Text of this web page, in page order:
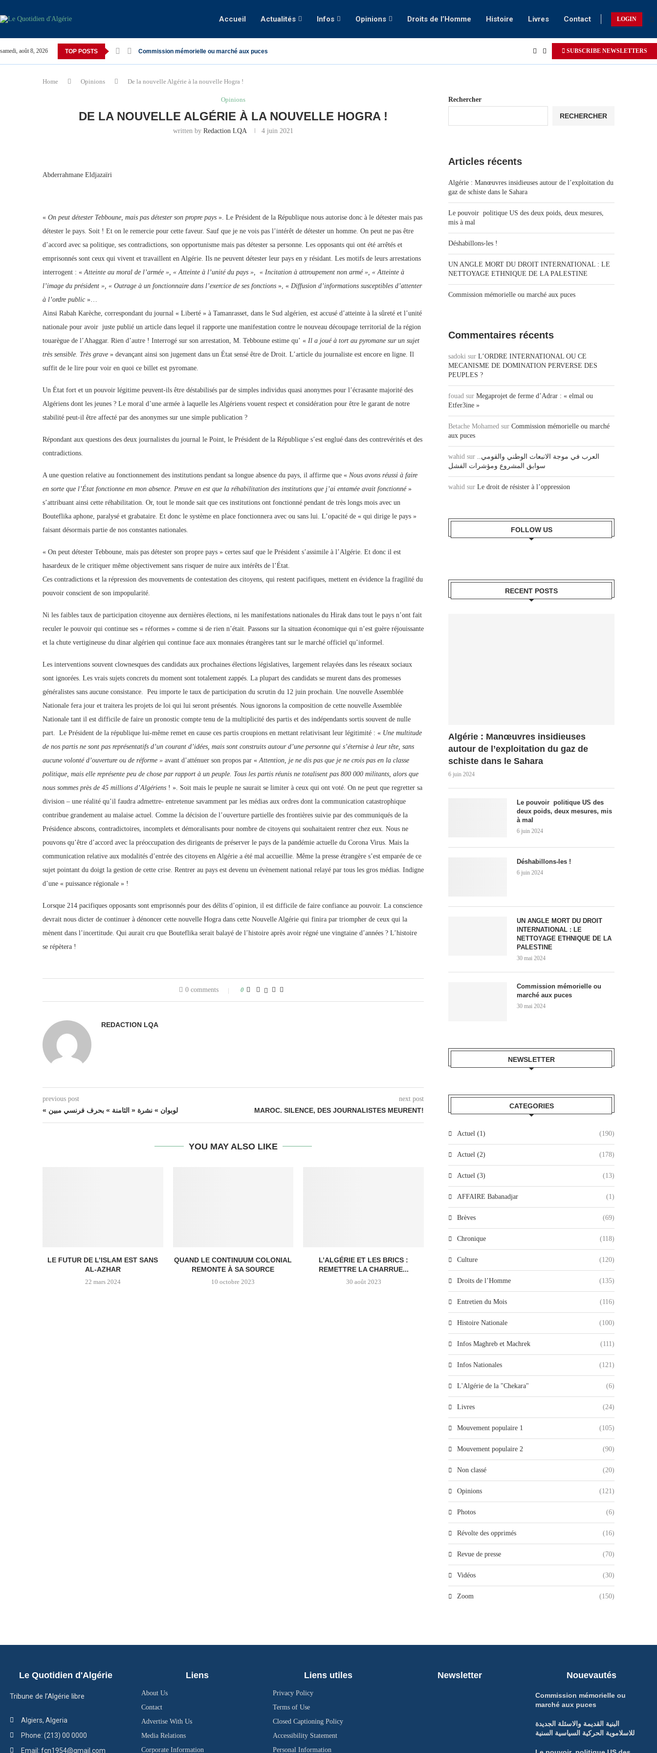
Accueil Actualités Infos Opinions Droits de l’Homme Histoire Livres Contact LOGIN
samedi, août 8, 2026 TOP POSTS Commission mémorielle ou marché aux puces SUBSCRIBE NEWSLETTERS
Home Opinions De la nouvelle Algérie à la nouvelle Hogra !
Opinions
DE LA NOUVELLE ALGÉRIE À LA NOUVELLE HOGRA !
written by Redaction LQA 4 juin 2021
Abderrahmane Eldjazaïri
« On peut détester Tebboune, mais pas détester son propre pays ». Le Président de la République nous autorise donc à le détester mais pas
détester le pays. Soit ! Et on le remercie pour cette faveur. Sauf que je ne vois pas l’intérêt de détester un homme. On peut ne pas être
d’accord avec sa politique, ses contradictions, son opportunisme mais pas détester sa personne. Les opposants qui ont été arrêtés et
emprisonnés sont ceux qui vivent et travaillent en Algérie. Ils ne peuvent détester leur pays en y résidant. Les motifs de leurs arrestations
interrogent : «Atteinte au moral de l’armée », « Atteinte à l’unité du pays », « Incitation à attroupement non armé », « Atteinte à
l’image du président », « Outrage à un fonctionnaire dans l’exercice de ses fonctions », « Diffusion d’informations susceptibles d’attenter
à l’ordre public »…
Ainsi Rabah Karèche, correspondant du journal « Liberté » à Tamanrasset, dans le Sud algérien, est accusé d’atteinte à la sûreté et l’unité
nationale pour avoir juste publié un article dans lequel il rapporte une manifestation contre le nouveau découpage territorial de la région
touarègue de l’Ahaggar. Rien d’autre ! Interrogé sur son arrestation, M. Tebboune estime qu’ « Il a joué à tort au pyromane sur un sujet
très sensible. Très grave » devançant ainsi son jugement dans un État sensé être de Droit. L’article du journaliste est encore en ligne. Il
suffit de le lire pour voir en quoi ce billet est pyromane.
Un État fort et un pouvoir légitime peuvent-ils être déstabilisés par de simples individus quasi anonymes pour l’écrasante majorité des
Algériens dont les jeunes ? Le moral d’une armée à laquelle les Algériens vouent respect et considération pour être le garant de notre
stabilité peut-il être affecté par des anonymes sur une simple publication ?
Répondant aux questions des deux journalistes du journal le Point, le Président de la République s’est englué dans des contrevérités et des
contradictions.
A une question relative au fonctionnement des institutions pendant sa longue absence du pays, il affirme que « Nous avons réussi à faire
en sorte que l’État fonctionne en mon absence. Preuve en est que la réhabilitation des institutions que j’ai entamée avait fonctionné »
s’attribuant ainsi cette réhabilitation. Or, tout le monde sait que ces institutions ont fonctionné pendant de très longs mois avec un
Bouteflika aphone, paralysé et grabataire. Et donc le système en place fonctionnera avec ou sans lui. L’opacité de « qui dirige le pays »
faisant désormais partie de nos constantes nationales.
« On peut détester Tebboune, mais pas détester son propre pays » certes sauf que le Président s’assimile à l’Algérie. Et donc il est
hasardeux de le critiquer même objectivement sans risquer de nuire aux intérêts de l’État.
Ces contradictions et la répression des mouvements de contestation des citoyens, qui restent pacifiques, mettent en évidence la fragilité du
pouvoir conscient de son impopularité.
Ni les faibles taux de participation citoyenne aux dernières élections, ni les manifestations nationales du Hirak dans tout le pays n’ont fait
reculer le pouvoir qui continue ses « réformes » comme si de rien n’était. Passons sur la situation économique qui n’est guère réjouissante
et la chute vertigineuse du dinar algérien qui continue face aux monnaies étrangères tant sur le marché officiel qu’informel.
Les interventions souvent clownesques des candidats aux prochaines élections législatives, largement relayées dans les réseaux sociaux
sont ignorées. Les vrais sujets concrets du moment sont totalement zappés. La plupart des candidats se murent dans des promesses
généralistes sans aucune consistance. Peu importe le taux de participation du scrutin du 12 juin prochain. Une nouvelle Assemblée
Nationale fera jour et traitera les projets de loi qui lui seront présentés. Nous ignorons la composition de cette nouvelle Assemblée
Nationale tant il est difficile de faire un pronostic compte tenu de la multiplicité des partis et des indépendants sortis souvent de nulle
part. Le Président de la république lui-même remet en cause ces partis croupions en mettant relativisant leur légitimité : « Une multitude
de nos partis ne sont pas représentatifs d’un courant d’idées, mais sont construits autour d’une personne qui s’éternise à leur tête, sans
aucune volonté d’ouverture ou de réforme » avant d’atténuer son propos par «Attention, je ne dis pas que je ne crois pas en la classe
politique, mais elle représente peu de chose par rapport à un peuple. Tous les partis réunis ne totalisent pas 800 000 militants, alors que
nous sommes près de 45 millions d’Algériens ! ». Soit mais le peuple ne saurait se limiter à ceux qui ont voté. On ne peut que regretter sa
division – une réalité qu’il faudra admettre- entretenue savamment par les médias aux ordres dont la communication catastrophique
contribue grandement au malaise actuel. Comme la décision de l’ouverture partielle des frontières suivie par des communiqués de la
Présidence abscons, contradictoires, incomplets et démoralisants pour nombre de citoyens qui souhaitaient rentrer chez eux. Nous ne
pouvons qu’être d’accord avec la préoccupation des dirigeants de préserver le pays de la pandémie actuelle du Corona Virus. Mais la
communication relative aux modalités d’entrée des citoyens en Algérie a été mal accueillie. Même la presse étrangère s’est emparée de ce
sujet pointant du doigt la gestion de cette crise. Rentrer au pays est devenu un évènement national relayé par tous les gros médias. Indigne
d’une « puissance régionale » !
Lorsque 214 pacifiques opposants sont emprisonnés pour des délits d’opinion, il est difficile de faire confiance au pouvoir. La conscience
devrait nous dicter de continuer à dénoncer cette nouvelle Hogra dans cette Nouvelle Algérie qui finira par triompher de ceux qui la
mènent dans l’incertitude. Qui aurait cru que Bouteflika serait balayé de l’histoire après avoir régné une vingtaine d’années ? L’histoire
se répètera !
0 comments 0
REDACTION LQA
previous post
« لوبوان » نشرة « الثامنة » بحرف فرنسي مبين
next post
MAROC. SILENCE, DES JOURNALISTES MEURENT!
YOU MAY ALSO LIKE
LE FUTUR DE L’ISLAM EST SANS
AL-AZHAR
22 mars 2024
QUAND LE CONTINUUM COLONIAL
REMONTE À SA SOURCE
10 octobre 2023
L’ALGÉRIE ET LES BRICS :
REMETTRE LA CHARRUE...
30 août 2023
Rechercher
RECHERCHER
Articles récents
Algérie : Manœuvres insidieuses autour de l’exploitation du
gaz de schiste dans le Sahara
Le pouvoir politique US des deux poids, deux mesures,
mis à mal
Déshabillons-les !
UN ANGLE MORT DU DROIT INTERNATIONAL : LE
NETTOYAGE ETHNIQUE DE LA PALESTINE
Commission mémorielle ou marché aux puces
Commentaires récents
sadoki sur L’ORDRE INTERNATIONAL OU CE
MECANISME DE DOMINATION PERVERSE DES
PEUPLES ?
fouad sur Megaprojet de ferme d’Adrar : « elmal ou
Etfer3ine »
Betache Mohamed sur Commission mémorielle ou marché
aux puces
wahid sur العرب في موجة الانبعاث الوطني والقومي..
سوابق المشروع ومؤشرات الفشل
wahid sur Le droit de résister à l’oppression
FOLLOW US
RECENT POSTS
Algérie : Manœuvres insidieuses
autour de l’exploitation du gaz de
schiste dans le Sahara
6 juin 2024
Le pouvoir politique US des
deux poids, deux mesures, mis
à mal
6 juin 2024
Déshabillons-les !
6 juin 2024
UN ANGLE MORT DU DROIT
INTERNATIONAL : LE
NETTOYAGE ETHNIQUE DE LA
PALESTINE
30 mai 2024
Commission mémorielle ou
marché aux puces
30 mai 2024
NEWSLETTER
CATEGORIES
Actuel (1) (190)
Actuel (2) (178)
Actuel (3) (13)
AFFAIRE Babanadjar (1)
Brèves (69)
Chronique (118)
Culture (120)
Droits de l’Homme (135)
Entretien du Mois (116)
Histoire Nationale (100)
Infos Maghreb et Machrek (111)
Infos Nationales (121)
L'Algérie de la "Chekara" (6)
Livres (24)
Mouvement populaire 1 (105)
Mouvement populaire 2 (90)
Non classé (20)
Opinions (121)
Photos (6)
Révolte des opprimés (16)
Revue de presse (70)
Vidéos (30)
Zoom (150)
Le Quotidien d'Algérie
Tribune de l’Algérie libre
Algiers, Algeria
Phone: (213) 00 0000
Email: fcn1954@gmail.com
Liens
About Us
Contact
Advertise With Us
Media Relations
Corporate Information
Liens utiles
Privacy Policy
Terms of Use
Closed Captioning Policy
Accessibility Statement
Personal Information
Newsletter Nouevautés
Commission mémorielle ou
marché aux puces
البنية القديمة والاسئلة الجديدة
للاسلاموية الحركية السياسية السنية